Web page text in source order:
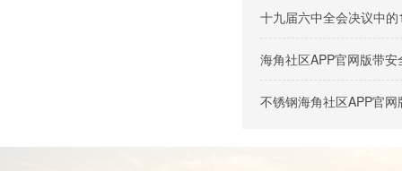
十九届六中全会决议中
海角社区APP官网版带
不锈钢海角社区APP官